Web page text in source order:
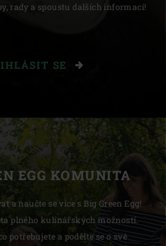
rady a spoustu dalších informací!
SE
EGG KOMUNITA
a naučte se více s Big Green Egg!
plného kulinářských možností.
potřebujete a podělte se o své